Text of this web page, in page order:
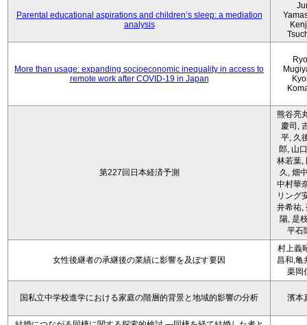
Parental educational aspirations and children’s sleep: a mediation
analysis
More than usage: expanding socioeconomic inequality in access to
remote work after COVID-19 in Japan
第227回日本経済予測
熊谷亮
慶司,
平, 久
郎, 山
林若葉,
久, 畑
中村華
リング
井希祐,
陽, 是
平石
女性後継者の承継後の業績に影響を及ぼす要因
村上義
昌和,亀
栗岡
国私立中学校進学における家庭の階層的背景と地域的影響の分析 濱本